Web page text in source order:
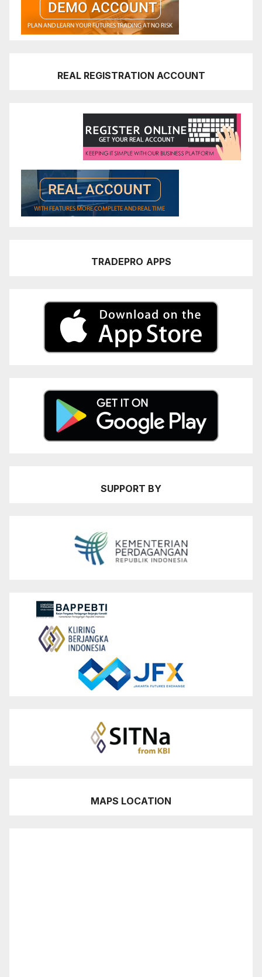
REAL REGISTRATION ACCOUNT
TRADEPRO APPS
SUPPORT BY
MAPS LOCATION